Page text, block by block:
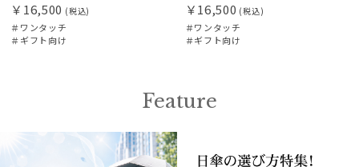
LANVIN en Bleu
ランバン オン ブルー
mila schon
￥16,500 (税込)
＃ワンタッチ
＃ギフト向け
￥16,500 (税込)
＃ワンタッチ
＃ギフト向け
Feature